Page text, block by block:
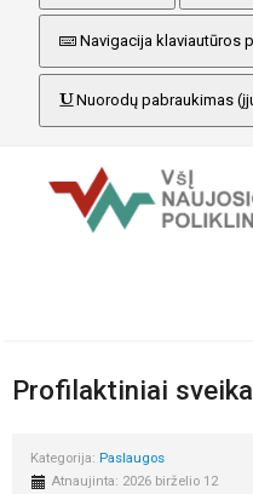
Navigacija klaviautūros
Nuorodų pabraukimas
Profilaktiniai
Kategorija: Paslaugos
Atnaujinta: 2026 birželio 12